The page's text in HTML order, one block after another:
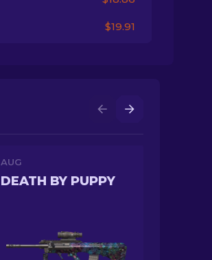
$19.91
AUG
DEATH BY PUPPY